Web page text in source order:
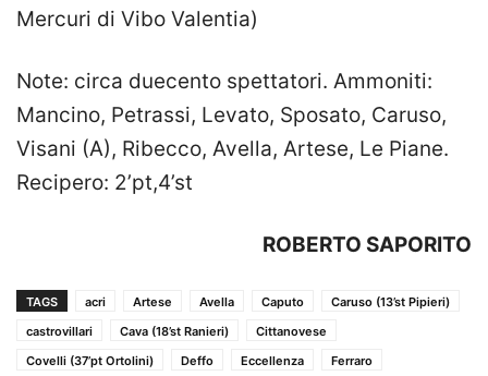
Mercuri di Vibo Valentia)
Note: circa duecento spettatori. Ammoniti:
Mancino, Petrassi, Levato, Sposato, Caruso,
Visani (A), Ribecco, Avella, Artese, Le Piane.
Recipero: 2’pt,4’st
ROBERTO SAPORITO
TAGS acri Artese Avella Caputo
Caruso (13’st Pipieri)
castrovillari
Cava (18’st Ranieri)
Cittanovese
Covelli (37’pt Ortolini)
Deffo Eccellenza
Ferraro